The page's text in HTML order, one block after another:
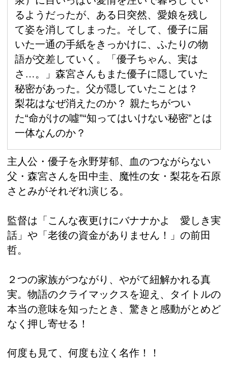
るようだったが、ある日突然、愛娘を残し
て姿を消してしまった。そして、優子に届
いた一通の手紙をきっかけに、ふたりの物
語が交差していく。「優子ちゃん、実は
さ…。」森宮さんもまた優子に隠していた
秘密があった。父が隠していたことは？
梨花はなぜ消えたのか？ 親たちがつい
た“命がけの噓”“知ってはいけない秘密”とは
一体なんのか？
主人公・優子を永野芽郁、血のつながらない
父・森宮さんを田中圭、魔性の女・梨花を石原
さとみがそれぞれ演じる。
監督は「こんな夜更けにバナナかよ 愛しき実
話」や「老後の資金がありません！」の前田
哲。
２つの家族がつながり、やがて紐解かれる真
実。物語のクライマックスを迎え、タイトルの
本当の意味を知ったとき、驚きと感動がとめど
なく押し寄せる！
何度も見て、何度も泣く名作！！